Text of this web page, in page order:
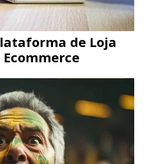
de Loja